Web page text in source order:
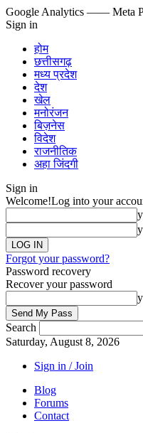
Google Analytics —— Meta
Sign in
होम
छत्तीसगढ़
मध्य प्रदेश
देश
खेल
मनोरंजन
बिज़नेस
विदेश
राजनीतिक
अहा जिंदगी
Sign in
Welcome!Log into your
Forgot your password?
Password recovery
Recover your password
Search
Saturday, August 8, 2026
Sign in / Join
Blog
Forums
Contact